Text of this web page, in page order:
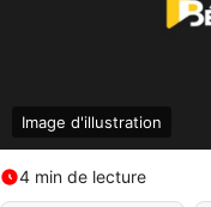
Image d'illustration
4 min de lecture